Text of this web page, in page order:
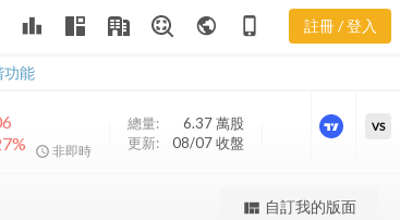
leaderboard public phone_iphone 註冊 / 登入
功能
HYZD
非即時
總量: 6.37 萬股
更新:
08/07 收盤
更強大的進階價量圖表
VS
view_quilt 自訂我的版面